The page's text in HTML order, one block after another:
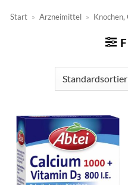
Start » Arzneimittel » Knochen,